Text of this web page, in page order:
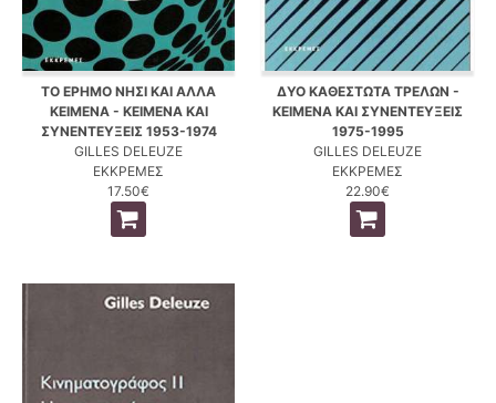
ΤΟ ΕΡΗΜΟ ΝΗΣΙ ΚΑΙ ΑΛΛΑ
ΚΕΙΜΕΝΑ - ΚΕΙΜΕΝΑ ΚΑΙ
ΣΥΝΕΝΤΕΥΞΕΙΣ 1953-1974
GILLES DELEUZE
ΕΚΚΡΕΜΕΣ
17.50€
ΔΥΟ ΚΑΘΕΣΤΩΤΑ ΤΡΕΛΩΝ -
ΚΕΙΜΕΝΑ ΚΑΙ ΣΥΝΕΝΤΕΥΞΕΙΣ
1975-1995
GILLES DELEUZE
ΕΚΚΡΕΜΕΣ
22.90€